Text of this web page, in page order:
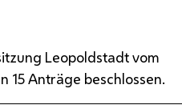
Leopoldstadt vom
15 Anträge beschlossen.